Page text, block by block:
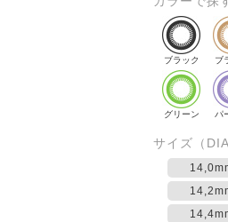
ブラック ブ
グリーン パ
サイズ（